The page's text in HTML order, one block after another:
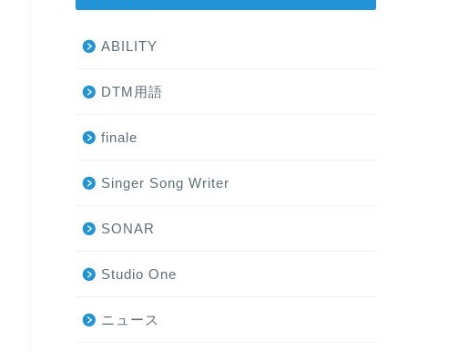
ABILITY
DTM用語
finale
Singer Song Writer
SONAR
Studio One
ニュース